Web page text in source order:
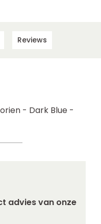
Reviews
- Dark Blue -
advies van onze